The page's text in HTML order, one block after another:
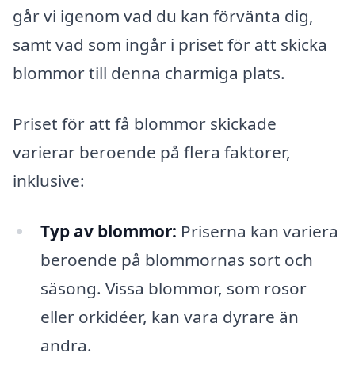
går vi igenom vad du kan förvänta dig,
samt vad som ingår i priset för att skicka
blommor till denna charmiga plats.
Priset för att få blommor skickade
varierar beroende på flera faktorer,
inklusive:
Typ av blommor: Priserna kan variera
beroende på blommornas sort och
säsong. Vissa blommor, som rosor
eller orkidéer, kan vara dyrare än
andra.